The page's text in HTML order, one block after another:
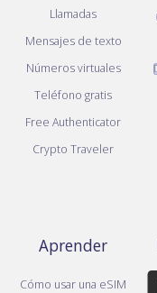
Llamadas
Mensajes de texto
Números virtuales
Teléfono gratis
Free Authenticator
Crypto Traveler
Aprender
Cómo usar una eSIM